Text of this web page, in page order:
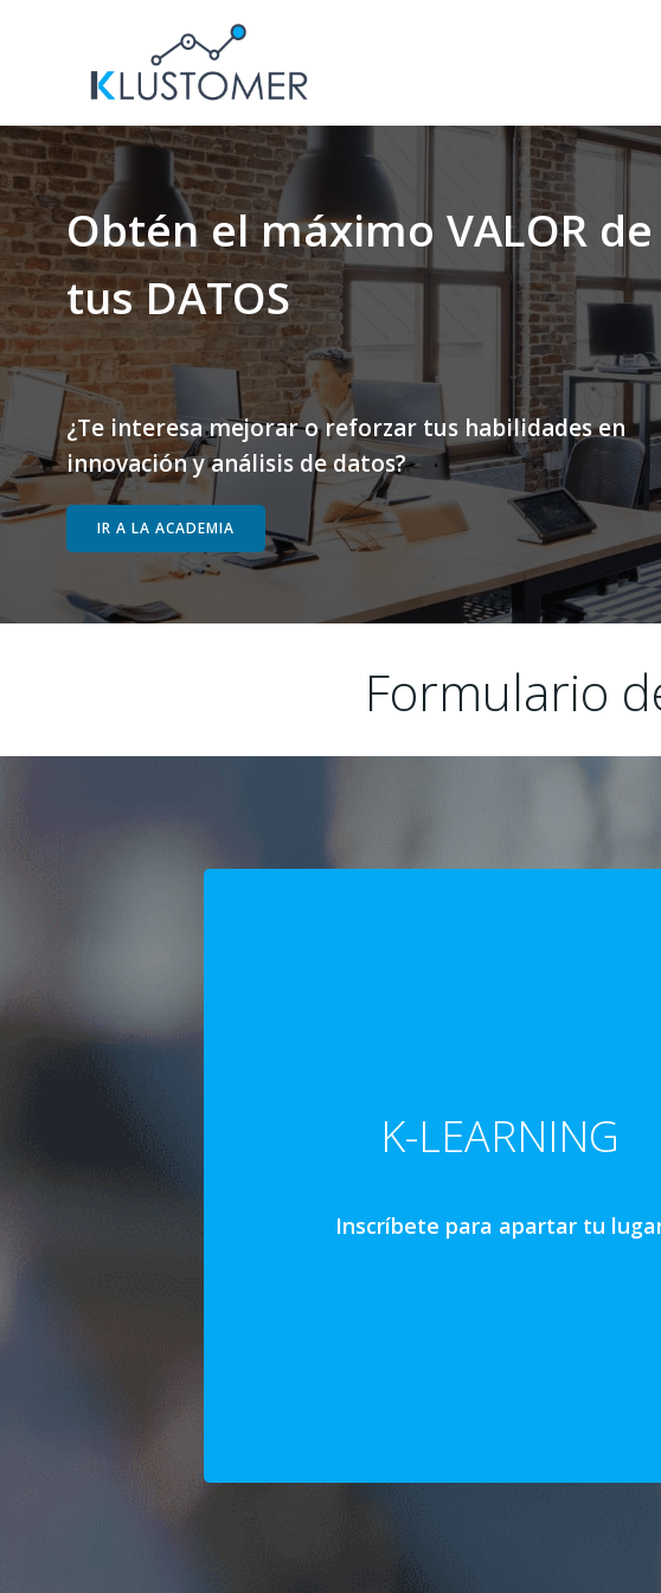
Obtén el máximo VALOR de
tus DATOS
¿Te interesa mejorar o reforzar tus habilidades en
innovación y análisis de datos?
IR A LA ACADEMIA
Formulario
K-LEARNING
Inscríbete para apartar tu